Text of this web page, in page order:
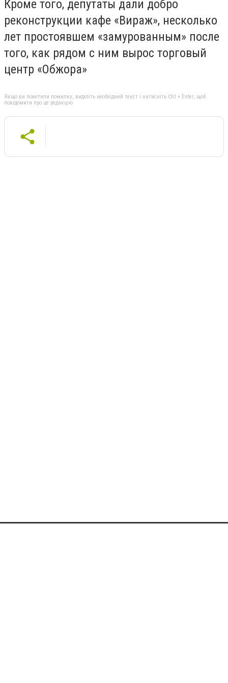
Кроме того, депутаты дали добро
реконструкции кафе «Вираж», несколько
лет простоявшем «замурованным» после
того, как рядом с ним вырос торговый
центр «Обжора»
Якщо ви помітили помилку, виділіть необхідний текст і натисніть Ctrl + Enter, щоб
повідомити про це редакцію